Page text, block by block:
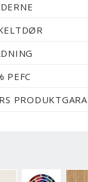
PEFC
NÆSTEN